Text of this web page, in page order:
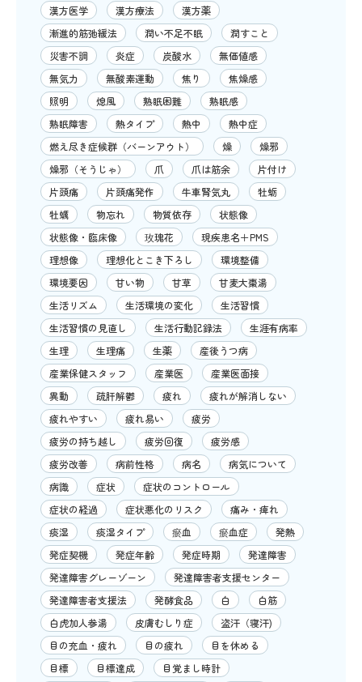
漢方医学
漢方療法
漢方薬
漸進的筋弛緩法
潤い不足不眠
潤すこと
災害不調
炎症 炭酸水
無価値感
無気力
無酸素運動 焦り
焦燥感
照明
熄風 熟眠困難
熟眠感
熟眠障害
熱タイプ 熱中
熱中症
燃え尽き症候群（バーンアウト）
燥
燥邪
燥邪（そうじゃ）
爪 爪は筋余
片付け
片頭痛
片頭痛発作 牛車腎気丸
牡蛎
牡蠣
物忘れ 物質依存
状態像
状態像・臨床像
玫瑰花
現疾患名＋PMS
理想像
理想化とこき下ろし
環境整備
環境要因
甘い物 甘草
甘麦大棗湯
生活リズム
生活環境の変化
生活習慣
生活習慣の見直し
生活行動記録法
生涯有病率
生理
生理痛 生薬
産後うつ病
産業保健スタッフ
産業医
産業医面接
異動
疏肝解鬱 疲れ
疲れが解消しない
疲れやすい
疲れ易い
疲労
疲労の持ち越し
疲労回復
疲労感
疲労改善
病前性格 病名
病気について
病識
症状
症状のコントロール
症状の経過
症状悪化のリスク
痛み・痺れ
痰湿
痰湿タイプ 瘀血 瘀血症
発熱
発症契機
発症年齢 発症時期
発達障害
発達障害グレーゾーン
発達障害者支援センター
発達障害者支援法
発酵食品 白
白筋
白虎加人参湯
皮膚むしり症
盗汗（寝汗)
目の充血・疲れ
目の疲れ
目を休める
目標
目標達成
目覚まし時計